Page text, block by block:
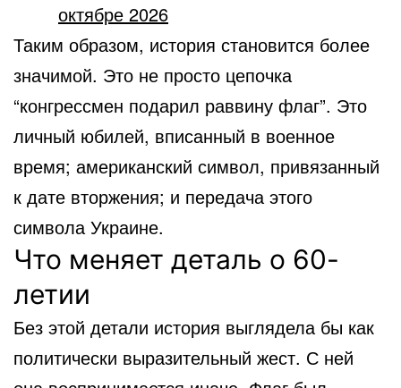
октябре 2026
Таким образом, история становится более
значимой. Это не просто цепочка
“конгрессмен подарил раввину флаг”. Это
личный юбилей, вписанный в военное
время; американский символ, привязанный
к дате вторжения; и передача этого
символа Украине.
Что меняет деталь о 60-
летии
Без этой детали история выглядела бы как
политически выразительный жест. С ней